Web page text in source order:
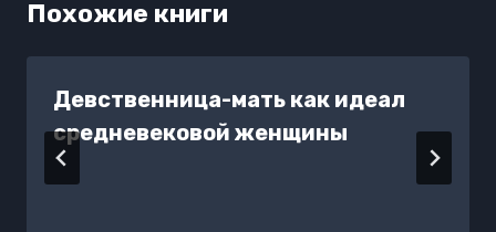
Похожие книги
Девственница-мать как идеал
средневековой женщины